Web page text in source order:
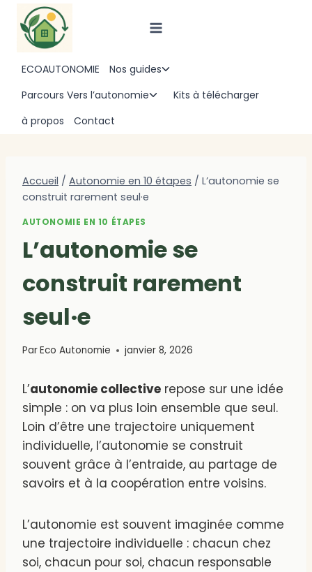
contenu
ECOAUTONOMIE Nos guides
le
Parcours Vers l’autonomie
Ouvrir/fermer
Kits à télécharger
à propos
Contact
Accueil / Autonomie en 10 étapes / L’autonomie se
construit rarement seul·e
AUTONOMIE EN 10 ÉTAPES
L’autonomie se
construit rarement
seul·e
ParEco Autonomie janvier 8, 2026
L’autonomie collective repose sur une idée
simple : on va plus loin ensemble que seul.
Loin d’être une trajectoire uniquement
individuelle, l’autonomie se construit
souvent grâce à l’entraide, au partage de
savoirs et à la coopération entre voisins.
L’autonomie est souvent imaginée comme
une trajectoire individuelle : chacun chez
soi, chacun pour soi, chacun responsable